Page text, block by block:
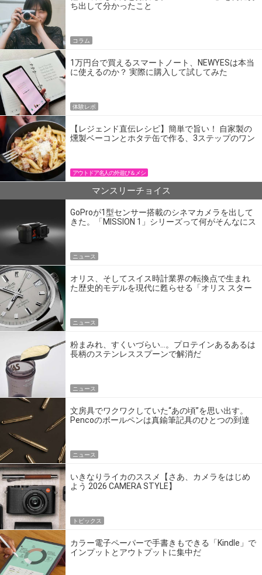
ち出して分かったこと
コラム
1万円台で買えるスマートノート、NEWYESは本当
に使えるのか？ 実際に購入して試してみた
体験レポ
【レジェンド直伝レシピ】簡単で旨い！ 自家製の
燻製ベーコンとホタテ缶で作る、3ステップのワン
アウトドア名人の外遊び＆メシ
マンスリーチョイス
GoProが1型センサー搭載のシネマカメラを出して
きた。「MISSION 1」シリーズって何がそんなにス
ニュース
オリス、そしてスイス時計業界の転換点で生まれ
た歴史的モデルを現代に甦らせる「オリス スター
ニュース
粉まみれ、すくいづらい…。プロテインあるあるは
長柄のステンレススプーンで解消だ
ニュース
文房具でワクワクしていた“あの頃”を思い出す。
Pencoのボールペンは真鍮筆記具のひとつの到達
ニュース
いきなりライカのススメ【さあ、カメラをはじめ
よう 2026 CAMERA STYLE】
トピックス
カラー電子ペーパーで手書きもできる「Kindle」で
インプットとアウトプットに集中だ